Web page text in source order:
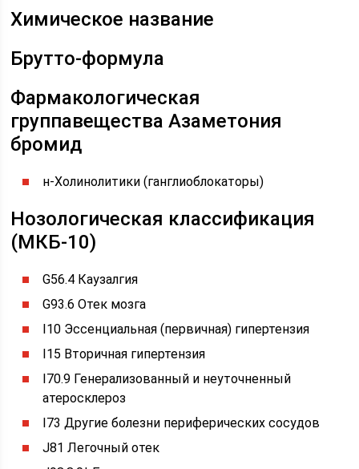
Химическое название
Брутто-формула
Фармакологическая
группавещества Азаметония
бромид
н-Холинолитики (ганглиоблокаторы)
Нозологическая классификация
(МКБ-10)
G56.4 Каузалгия
G93.6 Отек мозга
I10 Эссенциальная (первичная) гипертензия
I15 Вторичная гипертензия
I70.9 Генерализованный и неуточненный
атеросклероз
I73 Другие болезни периферических сосудов
J81 Легочный отек